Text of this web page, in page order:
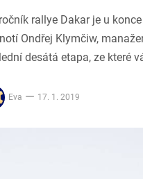
rallye Dakar je u
Ondřej Klymčiw,
desátá etapa, ze které
Eva 17. 1. 2019